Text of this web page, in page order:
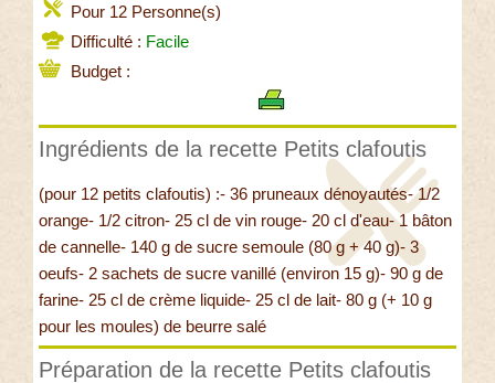
Pour 12 Personne(s)
Difficulté : Facile
Budget :
Ingrédients de la recette Petits clafoutis
(pour 12 petits clafoutis) :- 36 pruneaux dénoyautés- 1/2
orange- 1/2 citron- 25 cl de vin rouge- 20 cl d'eau- 1 bâton
de cannelle- 140 g de sucre semoule (80 g + 40 g)- 3
oeufs- 2 sachets de sucre vanillé (environ 15 g)- 90 g de
farine- 25 cl de crème liquide- 25 cl de lait- 80 g (+ 10 g
pour les moules) de beurre salé
Préparation de la recette Petits clafoutis